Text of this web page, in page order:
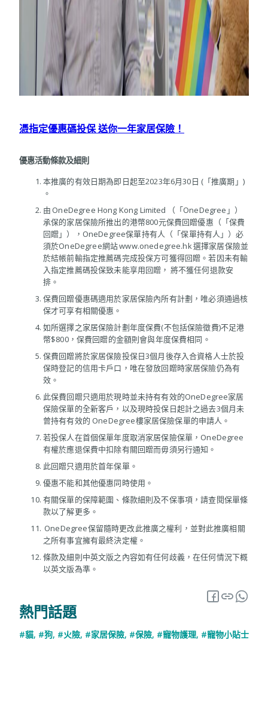
憑指定優惠碼投保 送你一年家居保險！
優惠活動條款及細則
本推廣的有效日期為即日起至2023年6月30日 (「推廣期」)
。
由 OneDegree Hong Kong Limited （「OneDegree」）
承保的家居保險所推出的港幣800元保費回贈優惠（「保費
回贈」），OneDegree保單持有人（「保單持有人」）必
須於OneDegree網站 www.onedegree.hk 選擇家居保險並
於結帳前輸指定推薦碼完成投保方可獲得回贈。若因未有輸
入指定推薦碼投保致未能享用回贈， 將不獲任何退款安
排。
保費回贈優惠碼適用於家居保險內所有計劃，唯必須通過核
保才可享有相關優惠。
如所選擇之家居保險計劃年度保費(不包括保險徵費)不足港
幣$800，保費回贈的金額則會與年度保費相同。
保費回贈將於家居保險投保日3個月後存入合資格人士於投
保時登記的信用卡戶口，唯在發放回贈時家居保險仍為有
效。
此保費回贈只適用於現時並未持有有效的OneDegree家居
保險保單的全新客戶，以及現時投保日起計之過去3個月未
曾持有有效的 OneDegree樓家居保險保單的申請人。
若投保人在首個保單年度取消家居保險保單，OneDegree
有權於應退保費中扣除有關回贈而毋須另行通知。
此回贈只適用於首年保單。
優惠不能和其他優惠同時使用。
有關保單的保障範圍、條款細則及不保事項，請查閱保單條
款以了解更多。
OneDegree保留隨時更改此推廣之權利，並對此推廣相關
之所有事宜擁有最終決定權。
條款及細則中英文版之內容如有任何歧義，在任何情況下概
以英文版為準。
熱門話題
#貓, #狗, #火險, #家居保險, #保險, #寵物護理, #寵物小貼士